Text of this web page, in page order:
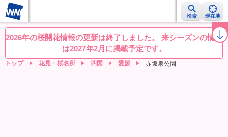
検索 現在地
桜レーダー 名所ランキング 桜開花予想NEWS お花見動画 目的別
2026年の桜開花情報の更新は終了しました。 来シーズンの情報
は2027年2月に掲載予定です。
トップ 花見・桜名所 四国 愛媛 赤坂泉公園